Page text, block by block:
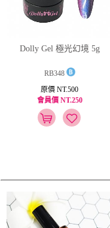
Dolly Gel 極光幻境 5g
RB348
原價 NT.500
會員價 NT.250